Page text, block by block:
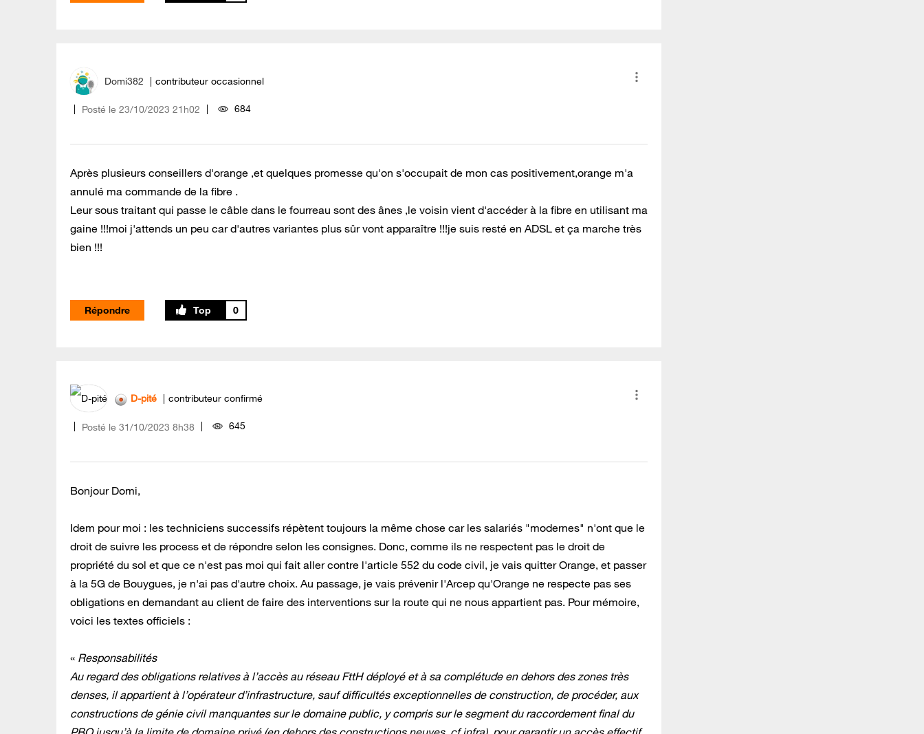
Domi382 contributeur occasionnel
Posté le ‎23/10/2023 21h02 684
Après plusieurs conseillers d'orange ,et quelques promesse qu'on s'occupait de mon cas positivement,orange m'a
annulé ma commande de la fibre .
Leur sous traitant qui passe le câble dans le fourreau sont des ânes ,le voisin vient d'accéder à la fibre en utilisant ma
gaine !!!moi j'attends un peu car d'autres variantes plus sûr vont apparaître !!!je suis resté en ADSL et ça marche très
bien !!!
Répondre 0
D-pité contributeur confirmé
Posté le ‎31/10/2023 8h38 645
Bonjour Domi,
Idem pour moi : les techniciens successifs répètent toujours la même chose car les salariés "modernes" n'ont que le
droit de suivre les process et de répondre selon les consignes. Donc, comme ils ne respectent pas le droit de
propriété du sol et que ce n'est pas moi qui fait aller contre l'article 552 du code civil, je vais quitter Orange, et passer
à la 5G de Bouygues, je n'ai pas d'autre choix. Au passage, je vais prévenir l'Arcep qu'Orange ne respecte pas ses
obligations en demandant au client de faire des interventions sur la route qui ne nous appartient pas. Pour mémoire,
voici les textes officiels :
« Responsabilités
Au regard des obligations relatives à l’accès au réseau FttH déployé et à sa complétude en dehors des zones très
denses, il appartient à l’opérateur d’infrastructure, sauf difficultés exceptionnelles de construction, de procéder, aux
constructions de génie civil manquantes sur le domaine public, y compris sur le segment du raccordement final du